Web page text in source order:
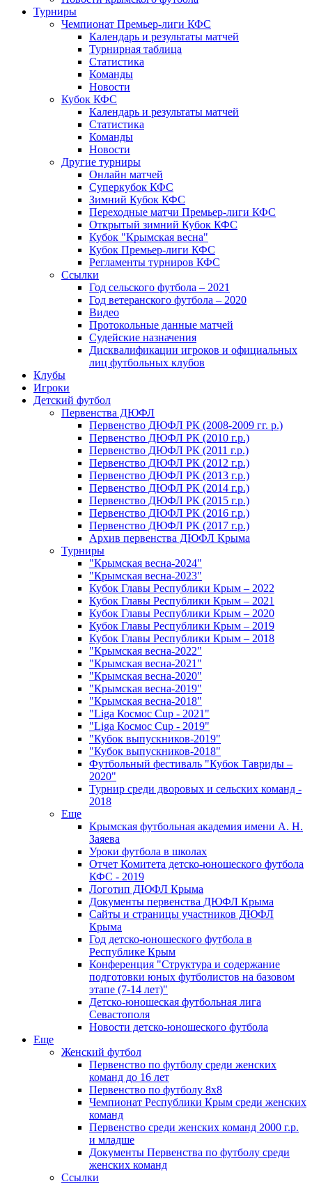
Турниры
Чемпионат Премьер-лиги КФС
Календарь и результаты матчей
Турнирная таблица
Статистика
Команды
Новости
Кубок КФС
Календарь и результаты матчей
Статистика
Команды
Новости
Другие турниры
Онлайн матчей
Суперкубок КФС
Зимний Кубок КФС
Переходные матчи Премьер-лиги КФС
Открытый зимний Кубок КФС
Кубок "Крымская весна"
Кубок Премьер-лиги КФС
Регламенты турниров КФС
Ссылки
Год сельского футбола – 2021
Год ветеранского футбола – 2020
Видео
Протокольные данные матчей
Судейские назначения
Дисквалификации игроков и официальных
лиц футбольных клубов
Клубы
Игроки
Детский футбол
Первенства ДЮФЛ
Первенство ДЮФЛ РК (2008-2009 гг. р.)
Первенство ДЮФЛ РК (2010 г.р.)
Первенство ДЮФЛ РК (2011 г.р.)
Первенство ДЮФЛ РК (2012 г.р.)
Первенство ДЮФЛ РК (2013 г.р.)
Первенство ДЮФЛ РК (2014 г.р.)
Первенство ДЮФЛ РК (2015 г.р.)
Первенство ДЮФЛ РК (2016 г.р.)
Первенство ДЮФЛ РК (2017 г.р.)
Архив первенства ДЮФЛ Крыма
Турниры
"Крымская весна-2024"
"Крымская весна-2023"
Кубок Главы Республики Крым – 2022
Кубок Главы Республики Крым – 2021
Кубок Главы Республики Крым – 2020
Кубок Главы Республики Крым – 2019
Кубок Главы Республики Крым – 2018
"Крымская весна-2022"
"Крымская весна-2021"
"Крымская весна-2020"
"Крымская весна-2019"
"Крымская весна-2018"
"Liga Космос Cup - 2021"
"Liga Космос Cup - 2019"
"Кубок выпускников-2019"
"Кубок выпускников-2018"
Футбольный фестиваль "Кубок Тавриды –
2020"
Турнир среди дворовых и сельских команд -
2018
Еще
Крымская футбольная академия имени А. Н.
Заяева
Уроки футбола в школах
Отчет Комитета детско-юношеского футбола
КФС - 2019
Логотип ДЮФЛ Крыма
Документы первенства ДЮФЛ Крыма
Сайты и страницы участников ДЮФЛ
Крыма
Год детско-юношеского футбола в
Республике Крым
Конференция "Структура и содержание
подготовки юных футболистов на базовом
этапе (7-14 лет)"
Детско-юношеская футбольная лига
Севастополя
Новости детско-юношеского футбола
Еще
Женский футбол
Первенство по футболу среди женских
команд до 16 лет
Первенство по футболу 8х8
Чемпионат Республики Крым среди женских
команд
Первенство среди женских команд 2000 г.р.
и младше
Документы Первенства по футболу среди
женских команд
Ссылки